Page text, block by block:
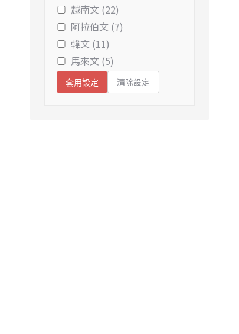
越南文 (22)
阿拉伯文 (7)
韓文 (11)
馬來文 (5)
套用設定 清除設定